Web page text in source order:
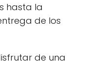
hasta la
de los
de una